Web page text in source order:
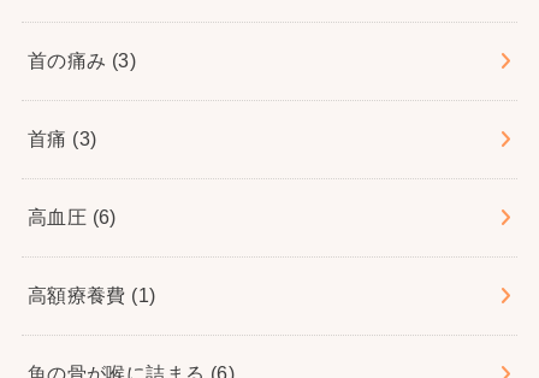
首の痛み (3)
首痛 (3)
高血圧 (6)
高額療養費 (1)
魚の骨が喉に詰まる (6)